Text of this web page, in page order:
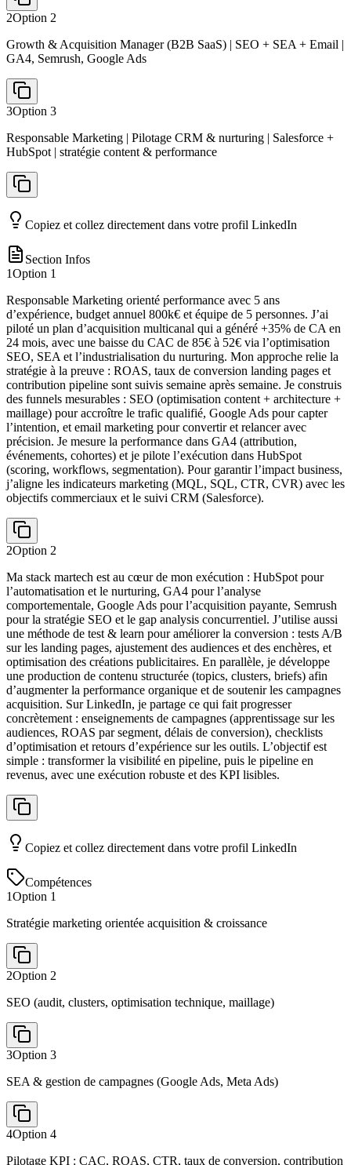
2Option 2
Growth & Acquisition Manager (B2B SaaS) | SEO + SEA + Email |
GA4, Semrush, Google Ads
3Option 3
Responsable Marketing | Pilotage CRM & nurturing | Salesforce +
HubSpot | stratégie content & performance
Copiez et collez directement dans votre profil LinkedIn
Section Infos
1Option 1
Responsable Marketing orienté performance avec 5 ans
d’expérience, budget annuel 800k€ et équipe de 5 personnes. J’ai
piloté un plan d’acquisition multicanal qui a généré +35% de CA en
24 mois, avec une baisse du CAC de 85€ à 52€ via l’optimisation
SEO, SEA et l’industrialisation du nurturing. Mon approche relie la
stratégie à la preuve : ROAS, taux de conversion landing pages et
contribution pipeline sont suivis semaine après semaine. Je construis
des funnels mesurables : SEO (optimisation content + architecture +
maillage) pour accroître le trafic qualifié, Google Ads pour capter
l’intention, et email marketing pour convertir et relancer avec
précision. Je mesure la performance dans GA4 (attribution,
événements, cohortes) et je pilote l’exécution dans HubSpot
(scoring, workflows, segmentation). Pour garantir l’impact business,
j’aligne les indicateurs marketing (MQL, SQL, CTR, CVR) avec les
objectifs commerciaux et le suivi CRM (Salesforce).
2Option 2
Ma stack martech est au cœur de mon exécution : HubSpot pour
l’automatisation et le nurturing, GA4 pour l’analyse
comportementale, Google Ads pour l’acquisition payante, Semrush
pour la stratégie SEO et le gap analysis concurrentiel. J’utilise aussi
une méthode de test & learn pour améliorer la conversion : tests A/B
sur les landing pages, ajustement des audiences et des enchères, et
optimisation des créations publicitaires. En parallèle, je développe
une production de contenu structurée (topics, clusters, briefs) afin
d’augmenter la performance organique et de soutenir les campagnes
acquisition. Sur LinkedIn, je partage ce qui fait progresser
concrètement : enseignements de campagnes (apprentissage sur les
audiences, ROAS par segment, délais de conversion), checklists
d’optimisation et retours d’expérience sur les outils. L’objectif est
simple : transformer la visibilité en pipeline, puis le pipeline en
revenus, avec une exécution robuste et des KPI lisibles.
Copiez et collez directement dans votre profil LinkedIn
Compétences
1Option 1
Stratégie marketing orientée acquisition & croissance
2Option 2
SEO (audit, clusters, optimisation technique, maillage)
3Option 3
SEA & gestion de campagnes (Google Ads, Meta Ads)
4Option 4
Pilotage KPI : CAC, ROAS, CTR, taux de conversion, contribution